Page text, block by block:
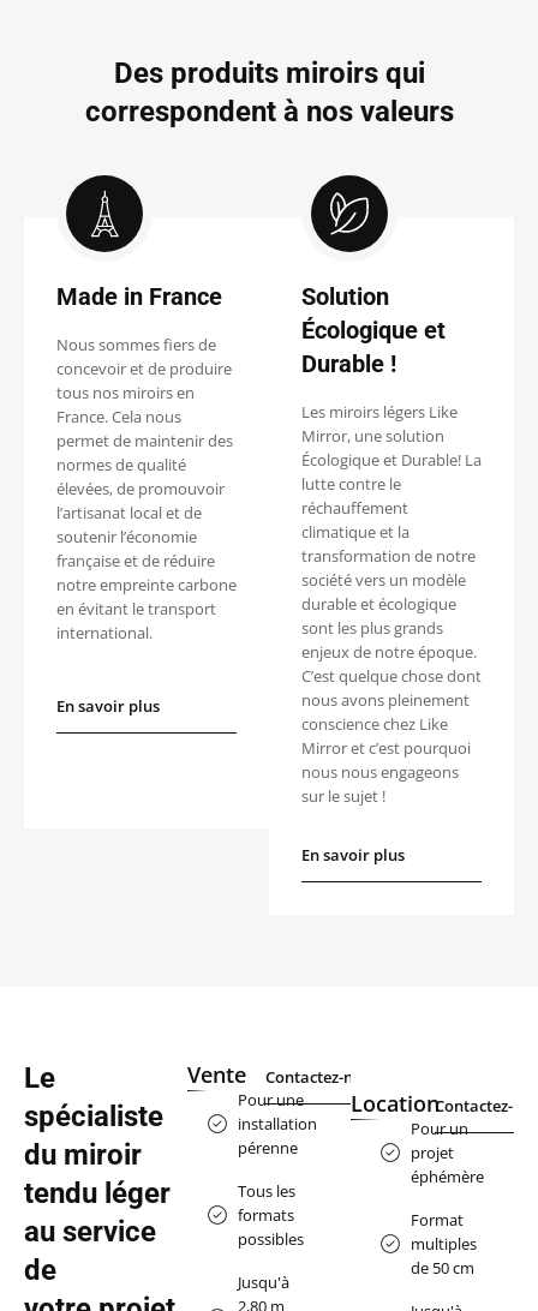
Des produits miroirs qui
correspondent à nos valeurs
Made in France
Nous sommes fiers de
concevoir et de produire
tous nos miroirs en
France. Cela nous
permet de maintenir des
normes de qualité
élevées, de promouvoir
l’artisanat local et de
soutenir l’économie
française et de réduire
notre empreinte carbone
en évitant le transport
international.
En savoir plus
Solution
Écologique et
Durable !
Les miroirs légers Like
Mirror, une solution
Écologique et Durable! La
lutte contre le
réchauffement
climatique et la
transformation de notre
société vers un modèle
durable et écologique
sont les plus grands
enjeux de notre époque.
C’est quelque chose dont
nous avons pleinement
conscience chez Like
Mirror et c’est pourquoi
nous nous engageons
sur le sujet !
En savoir plus
Le
spécialiste
du miroir
tendu léger
au service
de
Vente
Pour une
installation
pérenne
Tous les
formats
possibles
Jusqu'à
2,80 m
Contactez-nous
Contactez-nous
Location
Pour un
projet
éphémère
Format
multiples
de 50 cm
Contactez-
Contactez-nous